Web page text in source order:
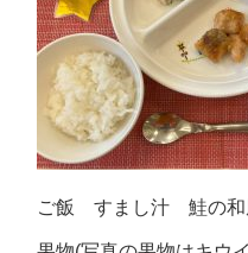
ご飯 すまし汁 鮭の